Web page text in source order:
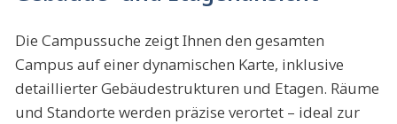
Die Campussuche zeigt Ihnen den gesamten
Campus auf einer dynamischen Karte, inklusive
detaillierter Gebäudestrukturen und Etagen. Räume
und Standorte werden präzise verortet – ideal zur